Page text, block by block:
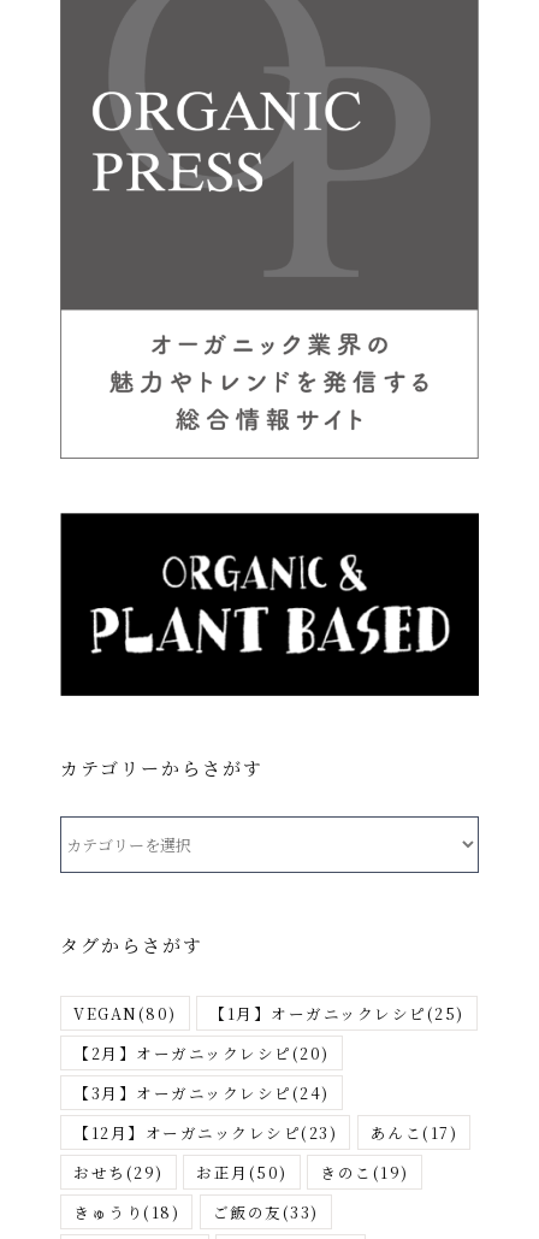
カテゴリーからさがす
ー
ら
が
す
タグからさがす
VEGAN(80) 【1月】オーガニックレシピ(25)
【2月】オーガニックレシピ(20)
【3月】オーガニックレシピ(24)
【12月】オーガニックレシピ(23) あんこ(17)
おせち (29) お正月 (50) きのこ (19)
きゅうり (18) ご飯の友(33)